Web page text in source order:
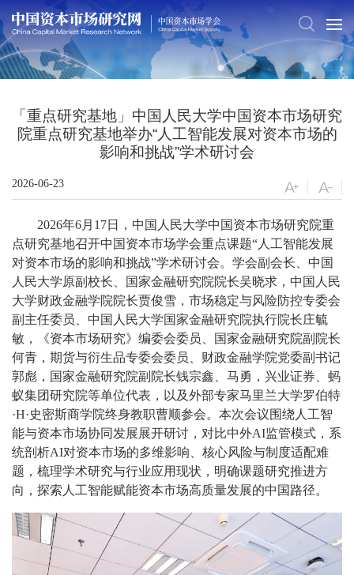
「重点研究基地」中国人民大学中国资本市场研究
院重点研究基地举办“人工智能发展对资本市场的
影响和挑战”学术研讨会
2026-06-23
2026年6月17日，中国人民大学中国资本市场研究院重
点研究基地召开中国资本市场学会重点课题“人工智能发展
对资本市场的影响和挑战”学术研讨会。学会副会长、中国
人民大学原副校长、国家金融研究院院长吴晓求，中国人民
大学财政金融学院院长贾俊雪，市场稳定与风险防控专委会
副主任委员、中国人民大学国家金融研究院执行院长庄毓
敏，《资本市场研究》编委会委员、国家金融研究院副院长
何青，期货与衍生品专委会委员、财政金融学院党委副书记
郭彪，国家金融研究院副院长钱宗鑫、马勇，兴业证券、蚂
蚁集团研究院等单位代表，以及外部专家马里兰大学罗伯特
·H·史密斯商学院终身教职曹顺参会。本次会议围绕人工智
能与资本市场协同发展展开研讨，对比中外AI监管模式，系
统剖析AI对资本市场的多维影响、核心风险与制度适配难
题，梳理学术研究与行业应用现状，明确课题研究推进方
向，探索人工智能赋能资本市场高质量发展的中国路径。